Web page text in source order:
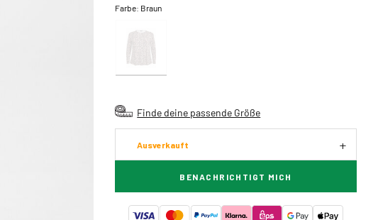
Farbe: Braun
Finde deine passende Größe
Ausverkauft
BENACHRICHTIGT MICH